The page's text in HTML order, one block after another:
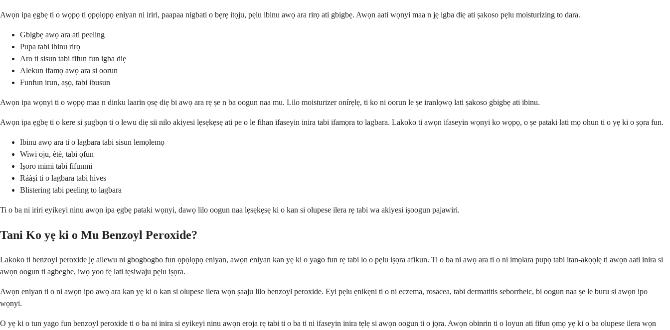
Awọn ipa ẹgbẹ ti o wọpọ ti ọpọlọpọ eniyan ni iriri, paapaa nigbati o bẹrẹ itọju, pẹlu ibinu awọ ara rirọ ati gbigbẹ. Awọn aati wọnyi maa n jẹ igba diẹ ati ṣakoso pẹlu moisturizing to dara.
Gbigbẹ awọ ara ati peeling
Pupa tabi ibinu rirọ
Aro ti sisun tabi fifun fun igba diẹ
Alekun ifamọ awọ ara si oorun
Funfun irun, aṣọ, tabi ibusun
Awọn ipa wọnyi ti o wọpọ maa n dinku laarin ọsẹ diẹ bi awọ ara rẹ ṣe n ba oogun naa mu. Lilo moisturizer onírẹlẹ, ti ko ni oorun le ṣe iranlọwọ lati ṣakoso gbigbẹ ati ibinu.
Awọn ipa ẹgbẹ ti o kere si ṣugbọn ti o lewu diẹ sii nilo akiyesi lẹsẹkẹsẹ ati pe o le fihan ifaseyin inira tabi ifamọra to lagbara. Lakoko ti awọn ifaseyin wọnyi ko wọpọ, o ṣe pataki lati mọ ohun ti o yẹ ki o ṣọra fun.
Ibinu awọ ara ti o lagbara tabi sisun lemọlemọ
Wiwi oju, ètè, tabi ọfun
Iṣoro mimi tabi fifunmi
Ráàṣì ti o lagbara tabi hives
Blistering tabi peeling to lagbara
Ti o ba ni iriri eyikeyi ninu awọn ipa ẹgbẹ pataki wọnyi, dawọ lilo oogun naa lẹsẹkẹsẹ ki o kan si olupese ilera rẹ tabi wa akiyesi iṣoogun pajawiri.
Tani Ko yẹ ki o Mu Benzoyl Peroxide?
Lakoko ti benzoyl peroxide jẹ ailewu ni gbogbogbo fun ọpọlọpọ eniyan, awọn eniyan kan yẹ ki o yago fun rẹ tabi lo o pẹlu iṣọra afikun. Ti o ba ni awọ ara ti o ni imọlara pupọ tabi itan-akọọlẹ ti awọn aati inira si
awọn oogun ti agbegbe, iwọ yoo fẹ lati tẹsiwaju pẹlu iṣọra.
Awọn eniyan ti o ni awọn ipo awọ ara kan yẹ ki o kan si olupese ilera wọn ṣaaju lilo benzoyl peroxide. Eyi pẹlu ẹnikẹni ti o ni eczema, rosacea, tabi dermatitis seborrheic, bi oogun naa ṣe le buru si awọn ipo
wọnyi.
O yẹ ki o tun yago fun benzoyl peroxide ti o ba ni inira si eyikeyi ninu awọn eroja rẹ tabi ti o ba ti ni ifaseyin inira tẹlẹ si awọn oogun ti o jọra. Awọn obinrin ti o loyun ati fifun ọmọ yẹ ki o ba olupese ilera wọn